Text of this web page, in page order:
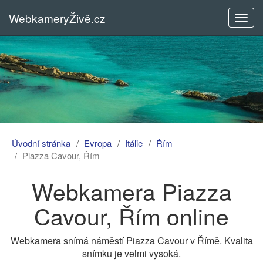
menu
WebkameryŽivě.cz
Úvodní stránka Evropa Itálie
Řím
Piazza Cavour, Řím
Webkamera Piazza
Cavour, Řím online
Webkamera snímá náměstí Piazza Cavour v Římě. Kvalita
snímku je velmi vysoká.